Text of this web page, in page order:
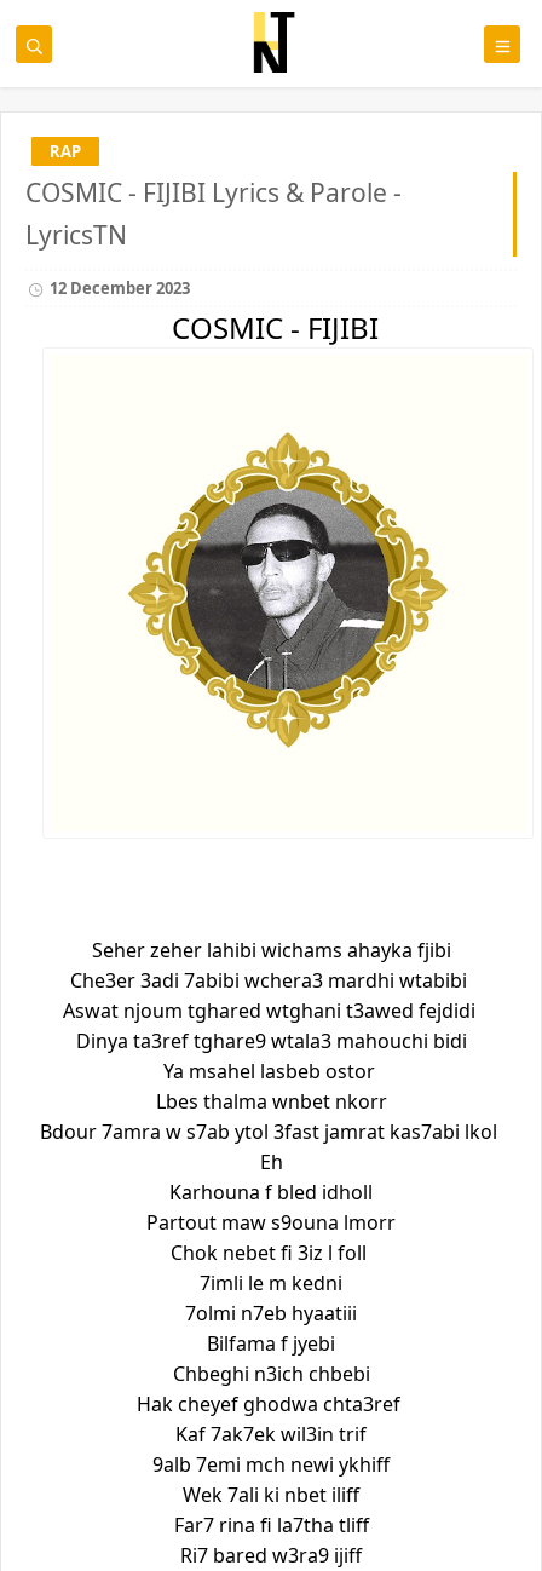
RAP
COSMIC - FIJIBI Lyrics & Parole -
LyricsTN
12 December 2023
COSMIC - FIJIBI
Seher zeher lahibi wichams ahayka fjibi
Che3er 3adi 7abibi wchera3 mardhi wtabibi
Aswat njoum tghared wtghani t3awed fejdidi
Dinya ta3ref tghare9 wtala3 mahouchi bidi
Ya msahel lasbeb ostor
Lbes thalma wnbet nkorr
Bdour 7amra w s7ab ytol 3fast jamrat kas7abi lkol
Eh
Karhouna f bled idholl
Partout maw s9ouna lmorr
Chok nebet fi 3iz l foll
7imli le m kedni
7olmi n7eb hyaatiii
Bilfama f jyebi
Chbeghi n3ich chbebi
Hak cheyef ghodwa chta3ref
Kaf 7ak7ek wil3in trif
9alb 7emi mch newi ykhiff
Wek 7ali ki nbet iliff
Far7 rina fi la7tha tliff
Ri7 bared w3ra9 ijiff